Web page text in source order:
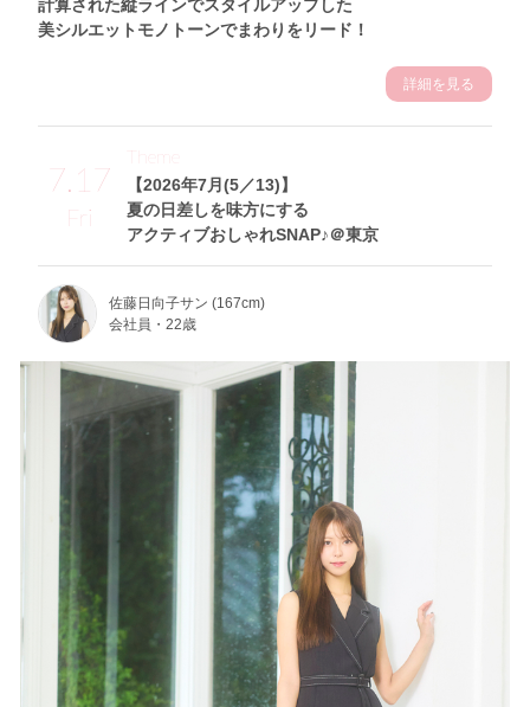
計算された縦ラインでスタイルアップした
美シルエットモノトーンでまわりをリード！
詳細を見る
7.17
Fri
【2026年7月(5／13)】
夏の日差しを味方にする
アクティブおしゃれSNAP♪＠東京
Theme
佐藤日向子サン (167cm)
会社員・22歳